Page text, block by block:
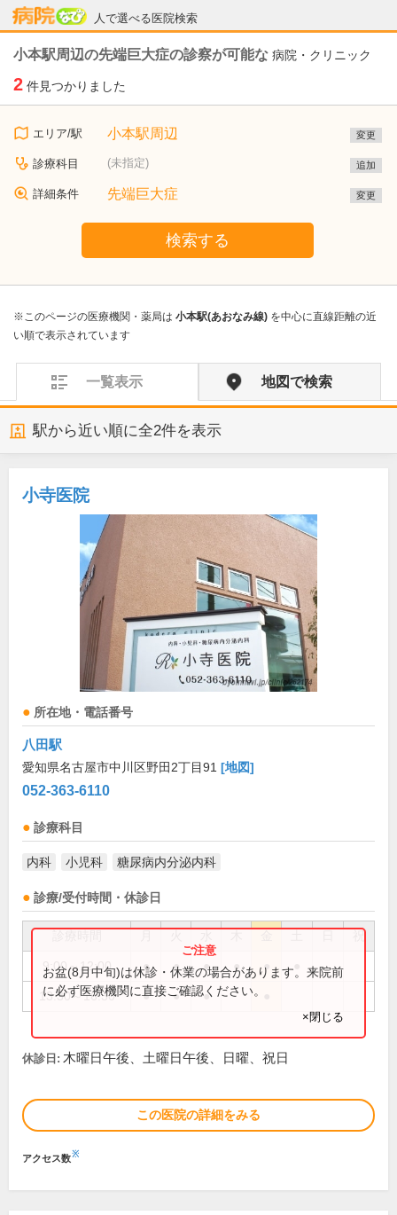
人で選べる医院検索
病院なび
小本駅周辺の先端巨大症の診察が可能な 病院・クリニック
2 件見つかりました
エリア/駅 小本駅周辺 変更
診療科目 (未指定) 追加
詳細条件 先端巨大症 変更
検索する
※このページの医療機関・薬局は 小本駅(あおなみ線) を中心に直線距離の近
い順で表示されています
一覧表示 地図で検索
駅から近い順に全2件を表示
小寺医院
所在地・電話番号
八田駅
愛知県名古屋市中川区野田2丁目91 [地図]
052-363-6110
診療科目
内科 小児科 糖尿病内分泌内科
診療/受付時間・休診日
祝
9:00～12:00 ● ● ● ● ●
13:30～16:30 ● ● ●
お盆(8月中旬)は休診・休業の場合があります。来院前
に必ず医療機関に直接ご確認ください。
×閉じる
休診日: 木曜日午後、土曜日午後、日曜、祝日
この医院の詳細をみる
アクセス数※